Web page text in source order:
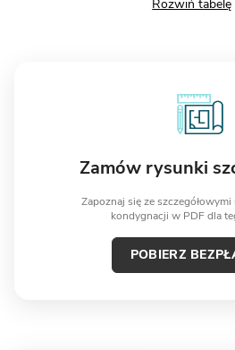
Zamów rysunki
Zapoznaj się ze
kondygnacji w PDF dla
POBIERZ